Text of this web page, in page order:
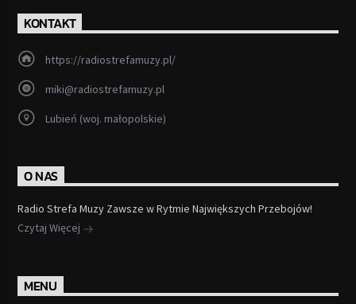
KONTAKT
https://radiostrefamuzy.pl/
miki@radiostrefamuzy.pl
Lubień (woj. małopolskie)
O NAS
Radio Strefa Muzy Zawsze w Rytmie Największych Przebojów!
Czytaj Więcej
MENU